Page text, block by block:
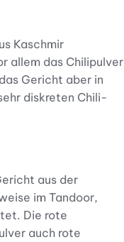
Kaschmir
allem das Chilipulver
Gericht aber in
diskreten Chili-
aus der
im Tandoor,
Die rote
auch rote